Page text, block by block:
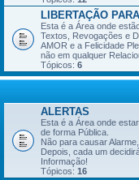
LIBERTAÇÃO
Esta é a Área onde
Textos, Revogações e
AMOR e a Felicidade
não em qualquer
Tópicos: 6
ALERTAS
Esta é a Área onde
de forma Pública.
Não para causar
Depois, cada um
Informação!
Tópicos: 16